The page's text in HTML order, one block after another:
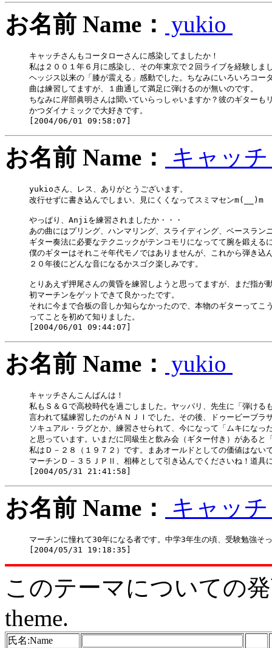
お名前 Name： yukio
キャッチさんもコータローさんに感染してましたか！
私は２００１年６月に感染し、その年東京で２回ライブを経験しま
ヘッジス以来の「膝が震える」感動でした。ちなみにいろいろコー
曲は練習してますが、１曲通して満足に弾けるのが無いのです。
ちなみに岸部眞明さんは聞いていらっしゃいますか？彼のギターも
かつダイナミックで大好きです。
お名前 Name： キャッ
yukioさん、レス、ありがとうございます。
改行せずに書き込んでしまい、見にくくなってスミマセンm(__)m
やっぱり、Anjiを練習されましたか・・・
あの曲にはプリング、ハンマリング、スライディング、ベースラン
ギター奏法に必要なテクニックがテンコモリになってて腕を鍛える
僕のギターはそれこそ年代モノではありませんが、これから弾き込
２０年後にどんな音になるかスゴク楽しみです。
とりあえず押尾さんの黄昏を練習しようと思ってますが、まだ指が
初マーチンをゲットできて良かったです。
それに今まで合板の音しか知らなかったので、本物のギターってこ
ってことを初めて知りました。
お名前 Name： yukio
キャッチさんこんばんは！
私もＳ＆Ｇで高校時代を過ごしました。ヤッパリ、先生に「弾ける
言われて猛練習したのがＡＮＪＩでした。その後、ドゥービーブラ
ソキュアル・ラグとか、練習させられて、今になって「ムキになっ
と思っています。いまだに同級生と飲み会（ギター付き）があると
私はＤ－２８（１９７２）です。まあオールドとしての価値はない
マーチンＤ－３５ＪＰⅡ、相棒として引き込んでくださいね！道具
お名前 Name： キャッ
マーチンに憧れて30年になる者です。中学3年生の頃、受験勉強そ
このテーマについての
theme.
氏名:Name